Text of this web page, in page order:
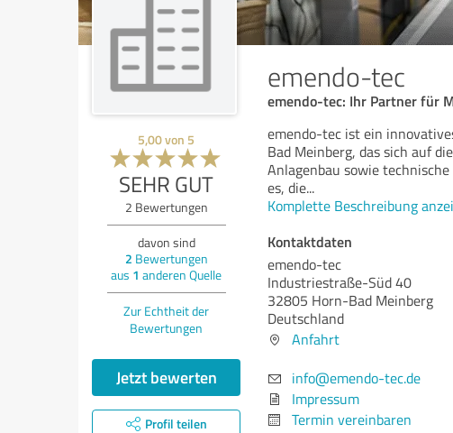
emendo-tec
emendo-tec: Ihr Partner für
5,00von 5
SEHR GUT
2 Bewertungen
davon sind
2 Bewertungen
aus 1 anderen Quelle
Zur Echtheit der
Bewertungen
Jetzt bewerten
Profil teilen
emendo-tec ist ein
Bad Meinberg, das sich auf
Anlagenbau sowie
es, die...
Komplette Beschreibung
Kontaktdaten
emendo-tec
Industriestraße-Süd 40
32805 Horn-Bad Meinberg
Deutschland
Anfahrt
info@emendo-tec.de
Impressum
Termin vereinbaren